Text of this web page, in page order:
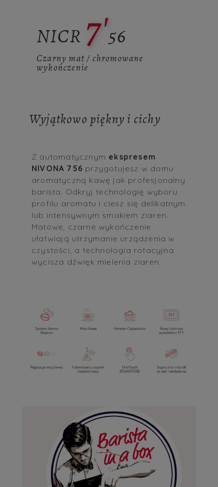
NICR 7'56
Czarny mat / chromowane
wykończenie
Wyjątkowo piękny i cichy
Z automatycznym ekspresem
NIVONA 756 przygotujesz w domu
aromatyczną kawę jak profesjonalny
barista. Odkryj technologię wyboru
profilu aromatu i ciesz się delikatnym
lub intensywnym smakiem ziaren.
Matowe, czarne wykończenie
ułatwiają utrzymanie urządzenia w
czystości, a technologia rotacyjna
wycisza dźwięk mielenia ziaren.